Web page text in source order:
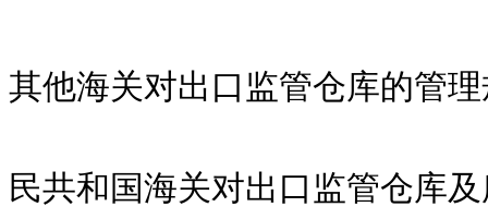
其他海关对出口监管仓库的管
民共和国海关对出口监管仓库